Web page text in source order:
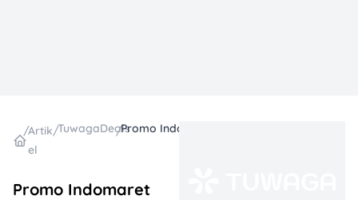
/Artik
el
/TuwagaDeals
/
Promo Indomaret